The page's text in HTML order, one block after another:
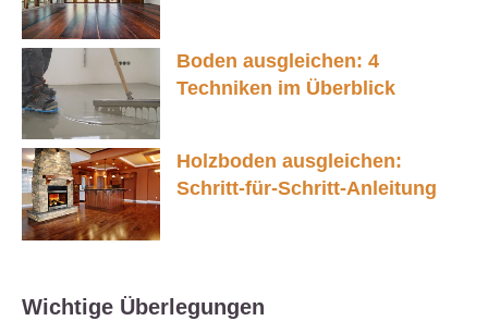
Boden ausgleichen: 4
Techniken im Überblick
Holzboden ausgleichen:
Schritt-für-Schritt-Anleitung
Wichtige Überlegungen